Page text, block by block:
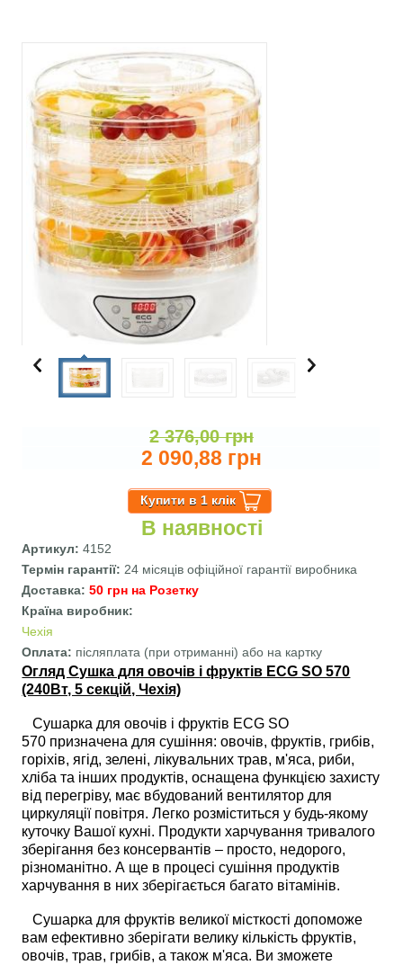
2 376,00 грн
2 090,88 грн
В наявності
Артикул:4152
Термін гарантії:24 місяців офіційної гарантії виробника
Доставка:50 грн на Розетку
Країна виробник:
Чехія
Оплата: післяплата (при отриманні) або на картку
Огляд Сушка для овочів і фруктів ECG SO 570
(240Вт, 5 секцій, Чехія)
Сушарка для овочів і фруктів ECG SO
570 призначена для сушіння: овочів, фруктів, грибів,
горіхів, ягід, зелені, лікувальних трав, м'яса, риби,
хліба та інших продуктів, оснащена функцією захисту
від перегріву, має вбудований вентилятор для
циркуляції повітря. Легко розміститься у будь-якому
куточку Вашої кухні. Продукти харчування тривалого
зберігання без консервантів – просто, недорого,
різноманітно. А ще в процесі сушіння продуктів
харчування в них зберігається багато вітамінів.
Сушарка для фруктів великої місткості допоможе
вам ефективно зберігати велику кількість фруктів,
овочів, трав, грибів, а також м'яса. Ви зможете